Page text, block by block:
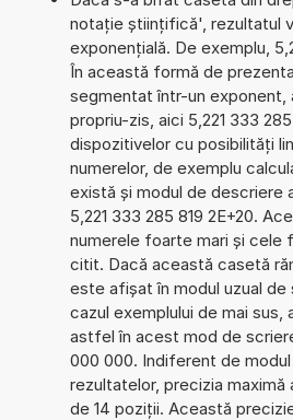
notație științifică', rezultatul
exponențială. De exemplu,
În această formă de
segmentat într-un exponent,
propriu-zis, aici 5,221 333
dispozitivelor cu posibilități
numerelor, de exemplu
există și modul de descriere
5,221 333 285 819 2E+20.
numerele foarte mari și cele
citit. Dacă această casetă
este afișat în modul uzual de
cazul exemplului de mai sus,
astfel în acest mod de
000 000. Indiferent de
rezultatelor, precizia
de 14 poziții. Această